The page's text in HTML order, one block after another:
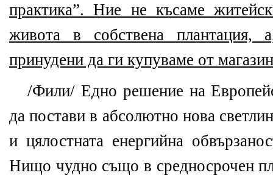
практика”. Ние не късаме
живота в собствена
принудени да ги купуваме от
/Фили/ Едно решение на
да постави в абсолютно нова
и цялостната енергийна
Нищо чудно също в средносрочен